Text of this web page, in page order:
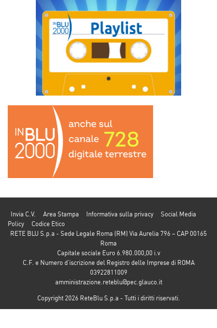
Invia C.V. Area Stampa Informativa sulla privacy
Social Media
Policy
Codice Etico
RETE BLU S.p.a - Sede Legale Roma (RM) Via Aurelia 796 – CAP 00165
Roma
Capitale sociale Euro 6.980.000,00 i.v
C.F. e Numero d’iscrizione del Registro delle Imprese di ROMA
03922811009
amministrazione.reteblu@pec.glauco.it
Copyright 2026 ReteBlu S.p.a - Tutti i diritti riservati.